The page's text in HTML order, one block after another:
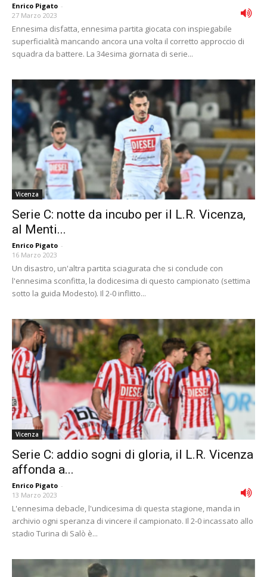
Enrico Pigato -
27 Marzo 2023
Ennesima disfatta, ennesima partita giocata con inspiegabile
superficialità mancando ancora una volta il corretto approccio di
squadra da battere. La 34esima giornata di serie...
Vicenza
Serie C: notte da incubo per il L.R. Vicenza,
al Menti...
Enrico Pigato -
16 Marzo 2023
Un disastro, un'altra partita sciagurata che si conclude con
l'ennesima sconfitta, la dodicesima di questo campionato (settima
sotto la guida Modesto). Il 2-0 inflitto...
Vicenza
Serie C: addio sogni di gloria, il L.R. Vicenza
affonda a...
Enrico Pigato -
13 Marzo 2023
L'ennesima debacle, l'undicesima di questa stagione, manda in
archivio ogni speranza di vincere il campionato. Il 2-0 incassato allo
stadio Turina di Salò è...